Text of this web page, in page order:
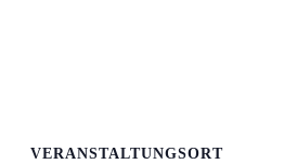
VERANSTALTUNGSORT